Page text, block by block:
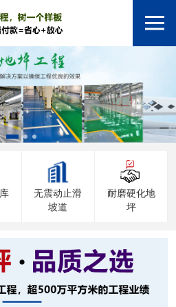
无震动止滑
坡道
耐磨硬化地
坪